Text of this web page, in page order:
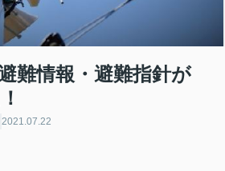
難情報・避難指針が
2021.07.22